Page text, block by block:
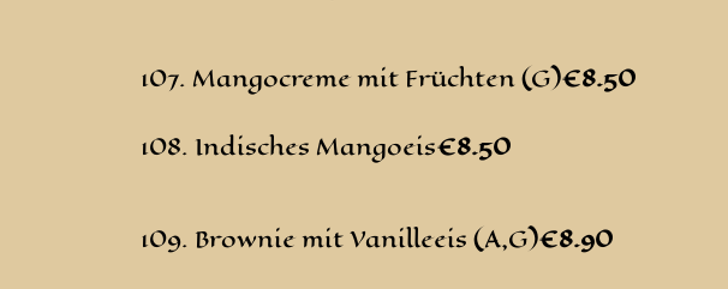
107. Mangocreme mit Früchten (G)€8.50
108. Indisches Mangoeis€8.50
109. Brownie mit Vanilleeis (A,G)€8.90